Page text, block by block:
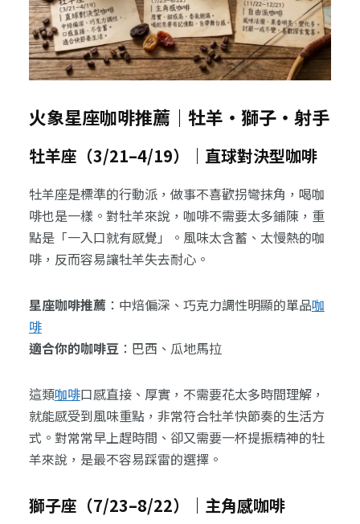
火象星座咖啡推薦｜牡羊・獅子・射手
牡羊座（3/21–4/19）｜直球對決型咖啡
牡羊座是標準的行動派，做事不喜歡拐彎抹角，喝咖
啡也是一樣。對牡羊來說，咖啡不需要太多鋪陳，重
點是「一入口就有感覺」。風味太含蓄、太慢熱的咖
啡，反而容易讓牡羊失去耐心。
星座咖啡推薦：中焙偏深、巧克力調性明顯的單品咖
啡
適合你的咖啡豆：巴西、瓜地馬拉
這類咖啡口感直接、厚實，不需要花太多時間理解，
就能感受到風味重點，非常符合牡羊快節奏的生活方
式。對常常早上趕時間、卻又需要一杯提振精神的牡
羊來說，是最不容易踩雷的選擇。
獅子座（7/23–8/22）｜主角感咖啡